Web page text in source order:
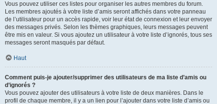
Vous pouvez utiliser ces listes pour organiser les autres membres du forum.
Les membres ajoutés à votre liste d’amis seront affichés dans votre panneau
de l’utilisateur pour un accès rapide, voir leur état de connexion et leur envoyer
des messages privés. Selon les thèmes graphiques, leurs messages peuvent
être mis en valeur. Si vous ajoutez un utilisateur à votre liste d’ignorés, tous ses
messages seront masqués par défaut.
Haut
Comment puis-je ajouter/supprimer des utilisateurs de ma liste d’amis ou
d’ignorés ?
Vous pouvez ajouter des utilisateurs à votre liste de deux manières. Dans le
profil de chaque membre, il y a un lien pour l’ajouter dans votre liste d’amis ou